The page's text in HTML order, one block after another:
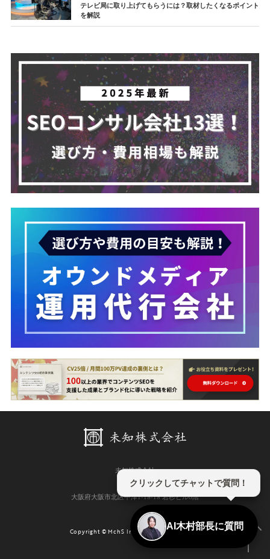
クリックしてチャットで質問！
AI木村部長に質問
テレビ局に取り上げてもらうには？取材したくなるポイント
を解説
未知株式会社
〒531-0071
大阪府大阪市北区中津1-18-18 若杉ビル6階
Copyright © MchS Inc. All Rights Reserved.